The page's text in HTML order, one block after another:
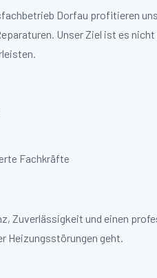
Dorfau profitieren
Unser Ziel ist es nicht
Fachkräfte
Zuverlässigkeit und einen
Heizungsstörungen geht.